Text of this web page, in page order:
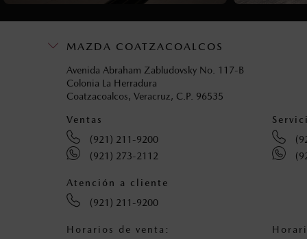
MAZDA COATZACOALCOS
Avenida Abraham Zabludovsky No. 117-B
Colonia La Herradura
Coatzacoalcos, Veracruz, C.P. 96535
Ventas
(921) 211-9200
(921) 273-2112
Atención a cliente
(921) 211-9200
Horarios de venta: